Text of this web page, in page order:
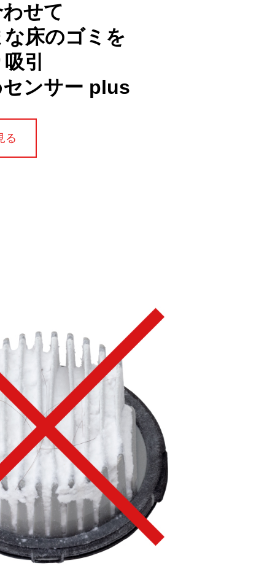
せて
床のゴミを
引
ンサー plus
る